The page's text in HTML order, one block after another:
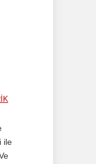
ile